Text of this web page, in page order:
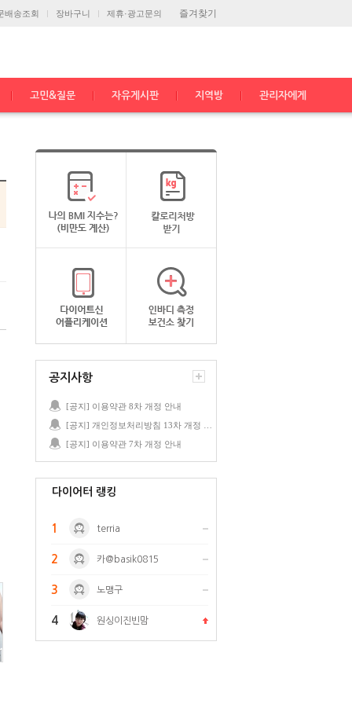
즐겨찾기
배송조회 장바구니 제휴·광고문의
고민&질문 자유게시판 지역방 관리자에게
공지사항
[공지] 이용약관 8차 개정 안내
[공지] 이용약관 7차 개정 안내
다이어터 랭킹
1 terria
2 카@basik0815
3 노맹구
4 원싱이진빈맘